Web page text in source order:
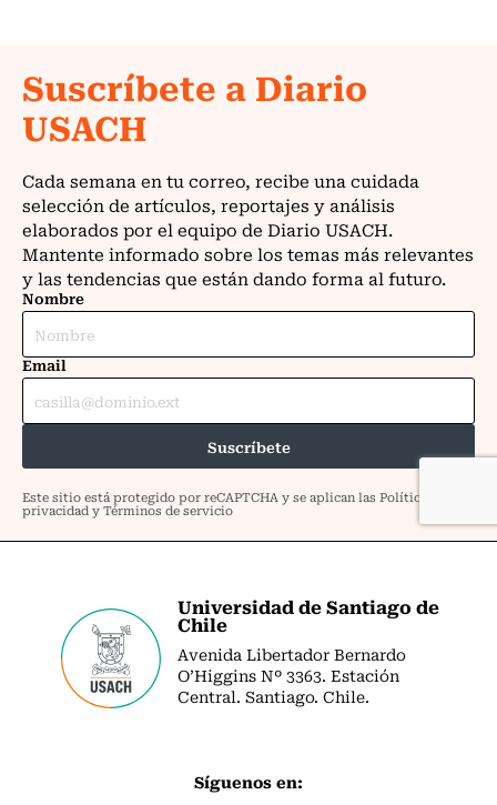
Universidad de Santiago de
Chile
Avenida Libertador Bernardo
O’Higgins Nº 3363. Estación
Central. Santiago. Chile.
Síguenos en: